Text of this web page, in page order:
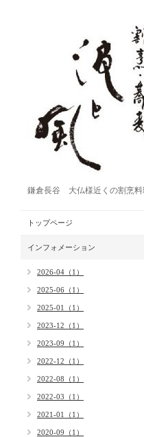
鎌倉長谷 大仏様近くの割烹料
トップページ
インフォメーション
2026-04（1）
2025-06（1）
2025-01（1）
2023-12（1）
2023-09（1）
2022-12（1）
2022-08（1）
2022-03（1）
2021-01（1）
2020-09（1）